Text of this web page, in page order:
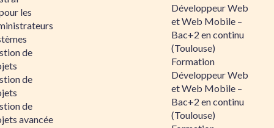
les
de
de
de
avancée
Développeur Web
et Web Mobile –
Bac+2 en continu
(Toulouse)
Formation
Développeur Web
et Web Mobile –
Bac+2 en continu
(Toulouse)